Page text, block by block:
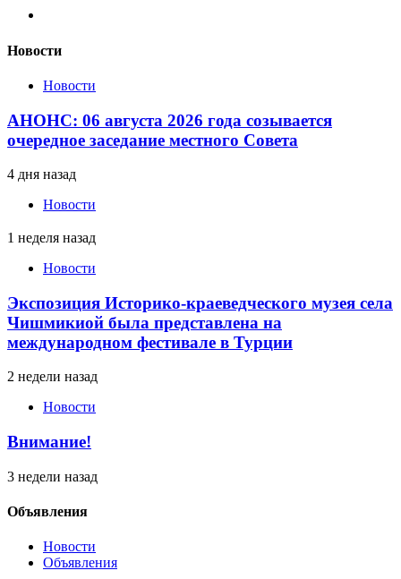
Новости
Новости
АНОНС: 06 августа 2026 года созывается
очередное заседание местного Совета
4 дня назад
Новости
1 неделя назад
Новости
Экспозиция Историко-краеведческого музея села
Чишмикиой была представлена на
международном фестивале в Турции
2 недели назад
Новости
Внимание!
3 недели назад
Объявления
Новости
Объявления